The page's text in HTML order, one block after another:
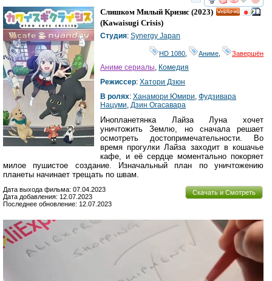
смотреть
Слишком Милый Кризис (2023)
(Kawaisugi Crisis)
Студия: Synergy Japan
HD 1080 Аниме Завершён
Аниме сериалы, Комедия
Режиссер: Хатори Дзюн
В ролях: Ханамори Юмири, Фудзивара
Нацуми, Дзин Огасавара
Инопланетянка Лайза Луна хочет
уничтожить Землю, но сначала решает
осмотреть достопримечательности. Во
время прогулки Лайза заходит в кошачье
кафе, и её сердце моментально покоряет
милое пушистое создание. Изначальный план по уничтожению
планеты начинает трещать по швам.
Скачать и Смотреть
Дата выхода фильма: 07.04.2023
Дата добавления: 12.07.2023
Последнее обновление: 12.07.2023